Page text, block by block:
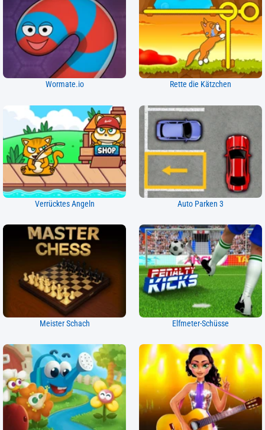
Wormate.io Rette die Kätzchen
Verrücktes Angeln Auto Parken 3
Meister Schach Elfmeter-Schüsse